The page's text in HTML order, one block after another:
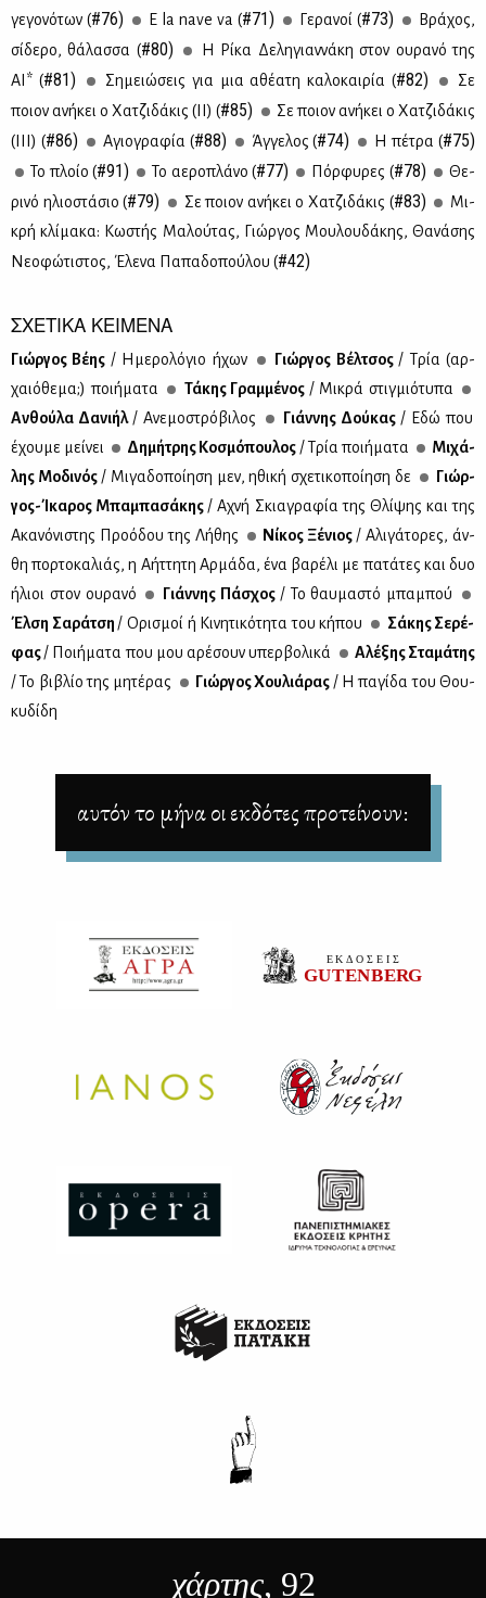
γε­γο­νό­των (#76) E la nave va (#71) Γε­ρα­νοί (#73)
Βρά­χος,
σί­δε­ρο, θά­λασ­σα (#80)
Η Ρί­κα Δε­λη­γιαν­νά­κη στον ου­ρα­νό της
ΑΙ* (#81) Ση­μειώ­σεις για μια αθέ­α­τη κα­λο­και­ρία (#82)
Σε
ποιον ανή­κει ο Χα­τζι­δά­κις (II) (#85)
Σε ποιον ανή­κει ο Χα­τζι­δά­κις
(III) (#86) Αγιο­γρα­φία (#88) Άγ­γε­λος (#74) Η πέ­τρα (#75)
Το πλοίο (#91) Το αε­ρο­πλά­νο (#77) Πόρ­φυ­ρες (#78)
Θε­
ρι­νό ηλιο­στά­σιο (#79) Σε ποιον ανή­κει ο Χα­τζι­δά­κις (#83)
Μι­
κρή κλί­μα­κα: Κω­στής Μα­λού­τας, Γιώρ­γος Μου­λου­δά­κης, Θα­νά­σης
Νε­ο­φώ­τι­στος, Έλε­να Πα­πα­δο­πού­λου (#42)
ΣΧΕΤΙΚΑ ΚΕΙΜΕΝΑ
Γιώρ­γος Βέ­ης / Ημε­ρο­λό­γιο ήχων Γιώρ­γος Βέλ­τσος / Τρία (αρ­
χαιό­θε­μα;) ποι­ή­μα­τα
Τά­κης Γραμ­μέ­νος / Μι­κρά στιγ­μιό­τυ­πα
Αν­θού­λα Δα­νι­ήλ / Ανε­μο­στρό­βι­λος Γιάν­νης Δού­κας / Εδώ που
έχου­με μεί­νει
Δη­μή­τρης Κο­σμό­που­λος / Τρία ποι­ή­μα­τα
Μι­χά­
λης Μο­δι­νός / Μι­γα­δο­ποί­η­ση μεν, ηθι­κή σχε­τι­κο­ποί­η­ση δε
Γιώρ­
γος-Ίκα­ρος Μπα­μπα­σά­κης / Αχνή Σκια­γρα­φία της Θλί­ψης και της
Ακα­νό­νι­στης Προ­ό­δου της Λή­θης
Νί­κος Ξέ­νιος / Αλι­γά­το­ρες, άν­
θη πορ­το­κα­λιάς, η Αήτ­τη­τη Αρ­μά­δα, ένα βα­ρέ­λι με πα­τά­τες και δυο
ήλιοι στον ου­ρα­νό
Γιάν­νης Πά­σχος / Το θαυ­μα­στό μπα­μπού
Έλ­ση Σα­ρά­τση / Ορι­σμοί ή Κι­νη­τι­κό­τη­τα του κή­που
Σά­κης Σε­ρέ­
φας/ Ποι­ή­μα­τα που μου αρέ­σουν υπερ­βο­λι­κά
Αλέ­ξης Στα­μά­της
/ Το βι­βλίο της μη­τέ­ρας
Γιώρ­γος Χου­λιά­ρας / Η πα­γί­δα του Θου­
κυ­δί­δη
αυτόν το μήνα οι εκδότες προτείνουν:
χάρτης, 92